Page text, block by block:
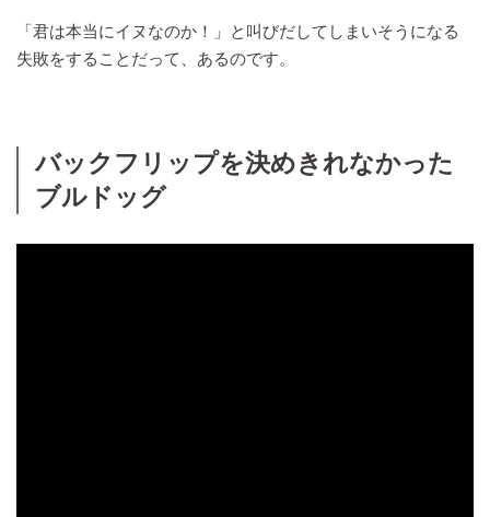
「君は本当にイヌなのか！」と叫びだしてしまいそうになる
失敗をすることだって、あるのです。
バックフリップを決めきれなかった
ブルドッグ